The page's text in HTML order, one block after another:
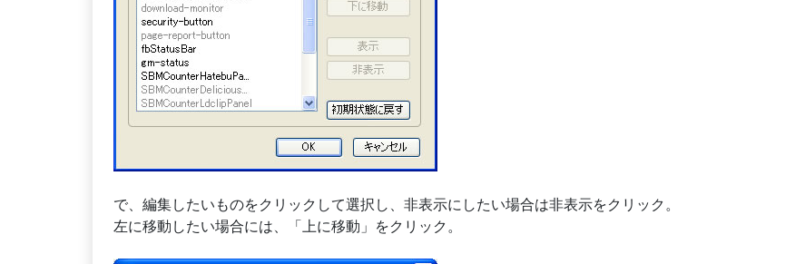
で、編集したいものをクリックして選択し、非表示にしたい場合は非表示をクリック。
左に移動したい場合には、「上に移動」をクリック。